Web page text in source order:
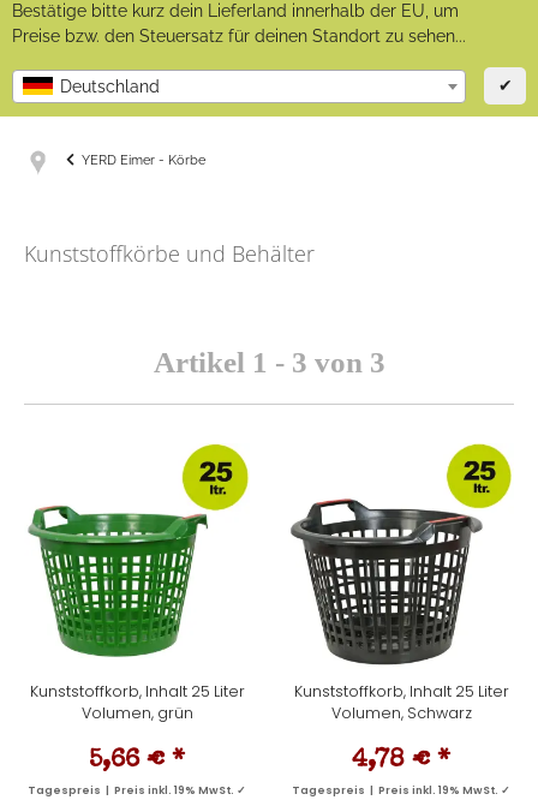
Bestätige bitte kurz dein Lieferland innerhalb der EU, um
Preise bzw. den Steuersatz für deinen Standort zu sehen...
Deutschland ✔
YERD Eimer - Körbe
Kunststoffkörbe und Behälter
Artikel 1 - 3 von 3
Kunststoffkorb, Inhalt 25 Liter
Volumen, grün
5,66 € *
Tagespreis | Preis inkl. 19% MwSt. ✓
Kunststoffkorb, Inhalt 25 Liter
Volumen, Schwarz
4,78 € *
Tagespreis | Preis inkl. 19% MwSt. ✓